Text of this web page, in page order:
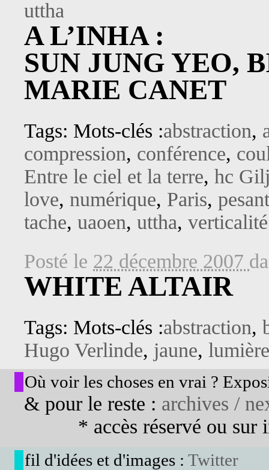
uttha
A L’INHA :
SUN JUNG YEO,
MARIE CANET
Tags: Mots-clés :abstraction,
compression, conférence,
Entre le ciel et la terre, hc
love, numérique, Paris,
tache, uaoen, uttha, verticalité
Posté le 22 décembre 2007
WHITE ALTAIR
Tags: Mots-clés :abstraction,
Hugo Verlinde, jaune, lumière
Où voir les choses en vrai ?
& pour le reste : archives /
* accès réservé ou sur
fil d'idées et d'images : Twitter